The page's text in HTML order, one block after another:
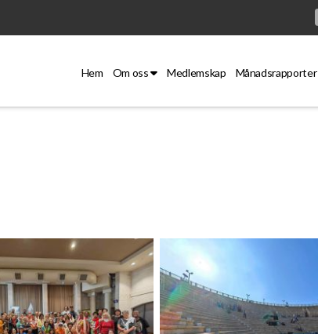
Hem Om oss Medlemskap Månadsrapporter